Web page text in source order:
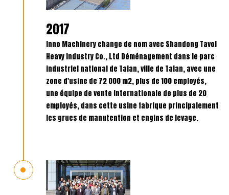
2017
Inno Machinery change de nom avec Shandong Tavol
Heavy Industry Co., Ltd Déménagement dans le parc
industriel national de Taian, ville de Taian, avec une
zone d'usine de 72 000 m2, plus de 100 employés,
une équipe de vente internationale de plus de 20
employés, dans cette usine fabrique principalement
les grues de manutention et engins de levage.